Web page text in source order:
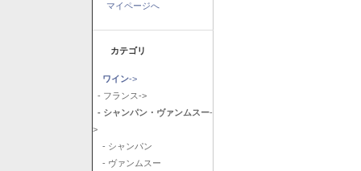
マイページへ
カテゴリ
ワイン->
- フランス->
- シャンパン・ヴァンムスー-
>
- シャンパン
- ヴァンムスー